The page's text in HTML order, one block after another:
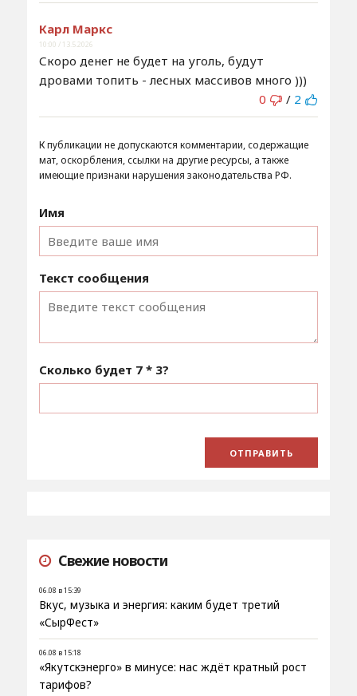
Карл Маркс
10:00 / 13.5.2026
Скоро денег не будет на уголь, будут
дровами топить - лесных массивов много )))
0
/ 2
К публикации не допускаются комментарии, содержащие
мат, оскорбления, ссылки на другие ресурсы, а также
имеющие признаки нарушения законодательства РФ.
Имя
Текст сообщения
Сколько будет 7 * 3?
Свежие новости
06.08 в 15:39
Вкус, музыка и энергия: каким будет третий
«СырФест»
06.08 в 15:18
«Якутскэнерго» в минусе: нас ждёт кратный рост
тарифов?